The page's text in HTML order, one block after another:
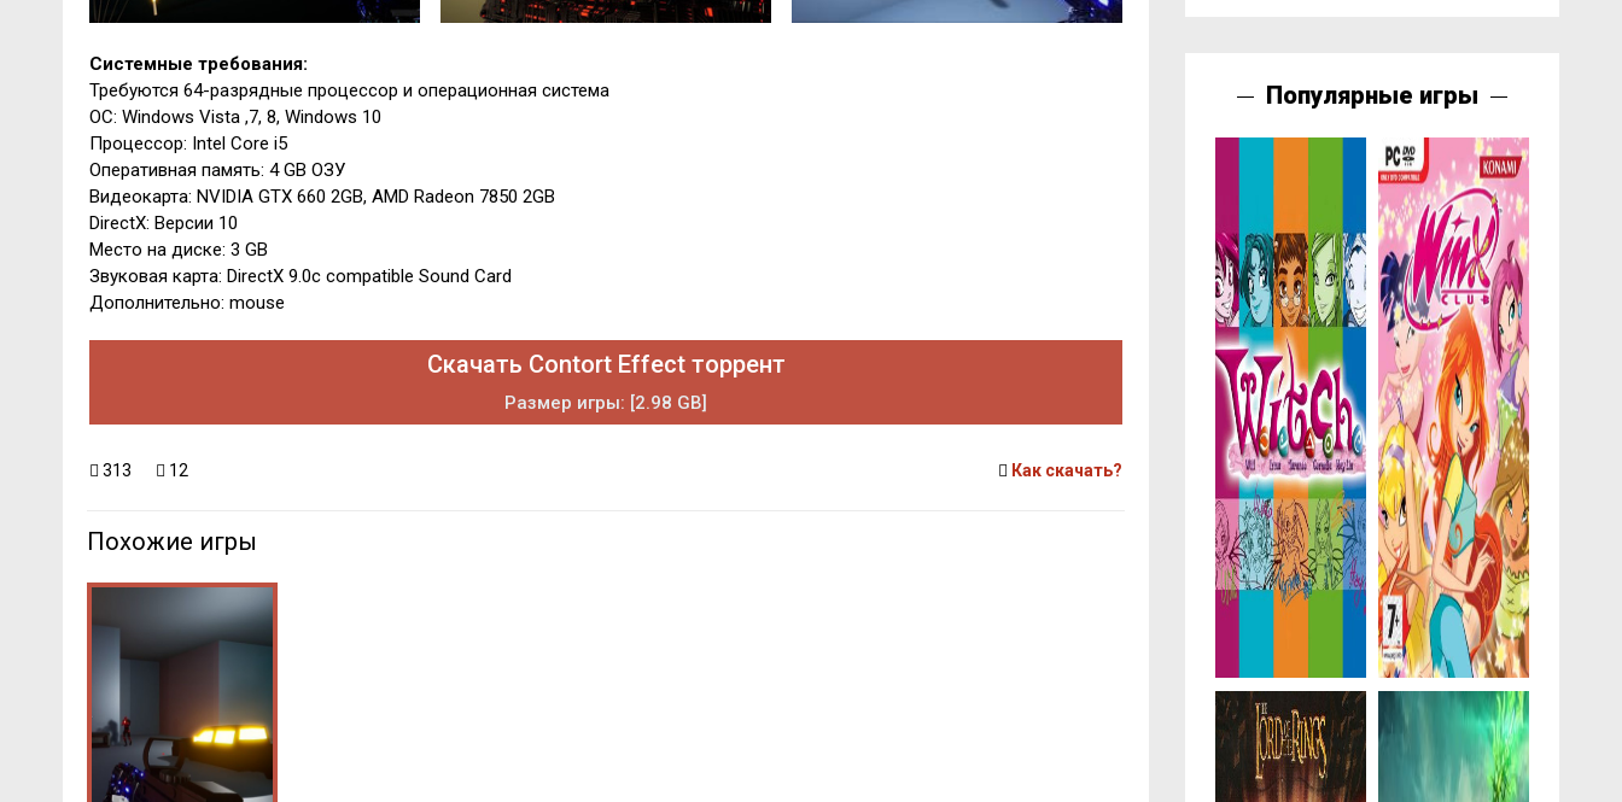
Системные требования:
Требуются 64-разрядные процессор и операционная система
ОС: Windows Vista ,7, 8, Windows 10
Процессор: Intel Core i5
Оперативная память: 4 GB ОЗУ
Видеокарта: NVIDIA GTX 660 2GB, AMD Radeon 7850 2GB
DirectX: Версии 10
Место на диске: 3 GB
Звуковая карта: DirectX 9.0c compatible Sound Card
Дополнительно: mouse
Скачать Contort Effect торрент
Размер игры: [2.98 GB]
313 12 Как скачать?
Похожие игры
Популярные игры